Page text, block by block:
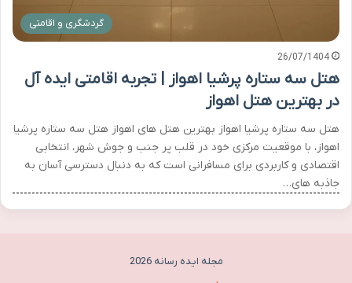
گردشگری و اقامتی
26/07/1404
هتل سه ستاره پرشیا اهواز | تجربه اقامتی ایده آل
در بهترین هتل اهواز
هتل سه ستاره پرشیا اهواز بهترین هتل های اهواز هتل سه ستاره پرشیا
اهواز، با موقعیت مرکزی خود در قلب پر جنب و جوش شهر، انتخابی
اقتصادی و کاربردی برای مسافرانی است که به دنبال دسترسی آسان به
جاذبه های…
مجله ایده رسانه 2026